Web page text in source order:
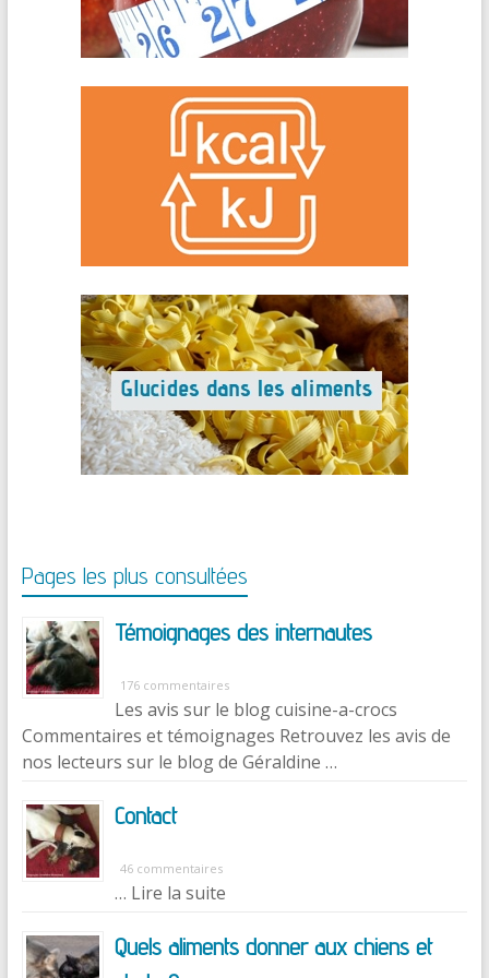
Pages les plus consultées
Témoignages des internautes
176 commentaires
Les avis sur le blog cuisine-a-crocs
Commentaires et témoignages Retrouvez les avis de
nos lecteurs sur le blog de Géraldine …
Contact
46 commentaires
… Lire la suite
Quels aliments donner aux chiens et